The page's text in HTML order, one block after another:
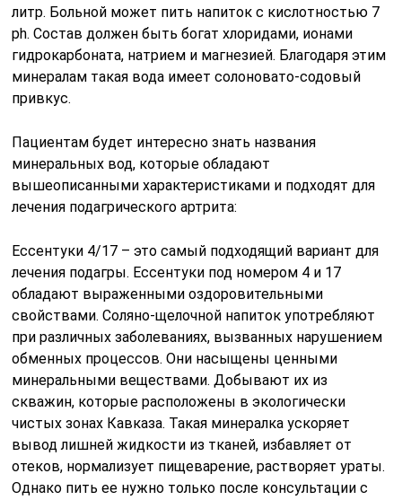
литр. Больной может пить напиток с кислотностью 7
ph. Состав должен быть богат хлоридами, ионами
гидрокарбоната, натрием и магнезией. Благодаря этим
минералам такая вода имеет солоновато-содовый
привкус.
Пациентам будет интересно знать названия
минеральных вод, которые обладают
вышеописанными характеристиками и подходят для
лечения подагрического артрита:
Ессентуки 4/17 – это самый подходящий вариант для
лечения подагры. Ессентуки под номером 4 и 17
обладают выраженными оздоровительными
свойствами. Соляно-щелочной напиток употребляют
при различных заболеваниях, вызванных нарушением
обменных процессов. Они насыщены ценными
минеральными веществами. Добывают их из
скважин, которые расположены в экологически
чистых зонах Кавказа. Такая минералка ускоряет
вывод лишней жидкости из тканей, избавляет от
отеков, нормализует пищеварение, растворяет ураты.
Однако пить ее нужно только после консультации с